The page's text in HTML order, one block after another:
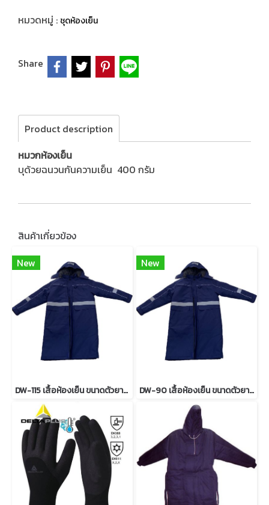
หมวดหมู่ : ชุดห้องเย็น
Share
Product description
หมวกห้องเย็น
บุด้วยฉนวนกันความเย็น 400 กรัม
สินค้าเกี่ยวข้อง
New
DW-115 เสื้อห้องเย็น ขนาดตัวยาว 115 ซม.
New
DW-90 เสื้อห้องเย็น ขนาดตัวยาว 90 ซม.